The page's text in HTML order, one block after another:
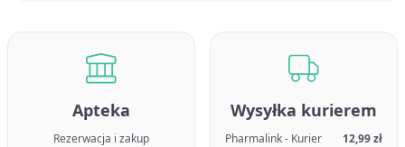
Apteka
Rezerwacja i zakup
Wysyłka kurierem
Pharmalink - Kurier
12,99 zł